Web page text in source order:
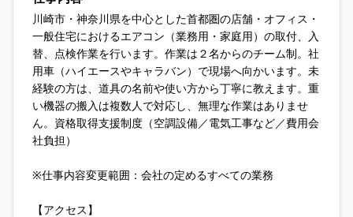
川崎市・神奈川県を中心とした首都圏の店舗・オフィス・
一般住宅におけるエアコン（業務用・家庭用）の取付、入
替、点検作業を行います。作業は２名からのチーム制。社
用車（ハイエースやキャラバン）で現場へ向かいます。未
経験の方は、道具の名前や使い方から丁寧に教えます。重
い機器の搬入は複数人で対応し、無理な作業はありませ
ん。資格取得支援制度（空調設備／電気工事など／費用会
社負担）
※仕事内容変更範囲：会社の定めるすべての業務
【アクセス】